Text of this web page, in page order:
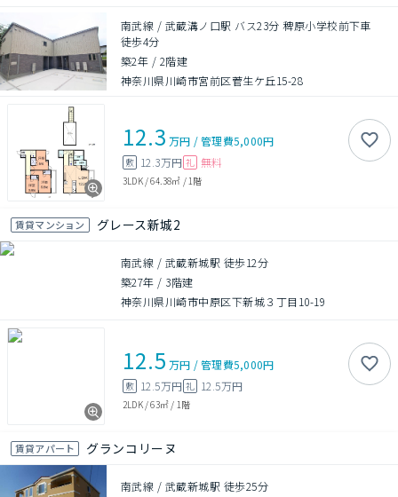
南武線 / 武蔵溝ノ口駅 バス23分 稗原小学校前下車
徒歩4分
築2年 / 2階建
神奈川県川崎市宮前区菅生ケ丘15-28
12.3 万円 /管理費5,000円
敷 12.3万円 礼 無料
3LDK/64.38㎡ / 1階
賃貸マンション グレース新城2
南武線 / 武蔵新城駅 徒歩12分
築27年 / 3階建
神奈川県川崎市中原区下新城３丁目10-19
12.5 万円 /管理費5,000円
敷 12.5万円 礼 12.5万円
2LDK/63㎡ / 1階
賃貸アパート グランコリーヌ
南武線 / 武蔵新城駅 徒歩25分